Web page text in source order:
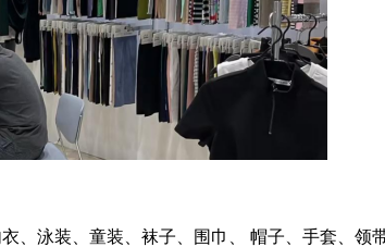
、泳装、童装、袜子、围巾、 帽子、手套、领